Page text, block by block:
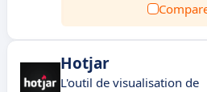
Hotjar
L'outil de visualisation de